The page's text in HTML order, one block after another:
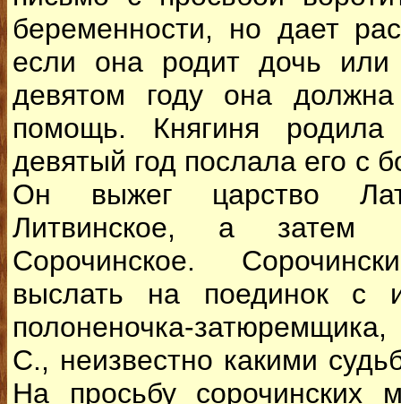
беременности, но дает
если она родит дочь
девятом году она
помощь. Княгиня
девятый год послала его с
Он выжег царство
Литвинское, а затем
Сорочинское.
выслать на поединок с
полоненочка-
С., неизвестно какими
На просьбу сорочинских